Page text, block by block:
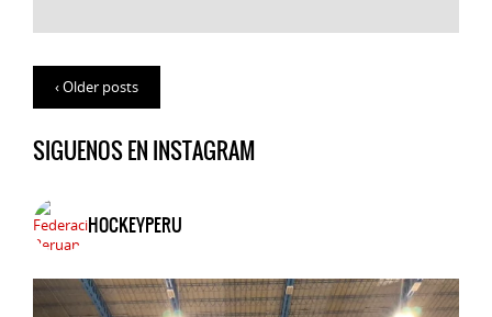
‹ Older posts
SIGUENOS EN INSTAGRAM
HOCKEYPERU